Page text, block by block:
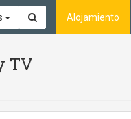
Alojamiento
TV